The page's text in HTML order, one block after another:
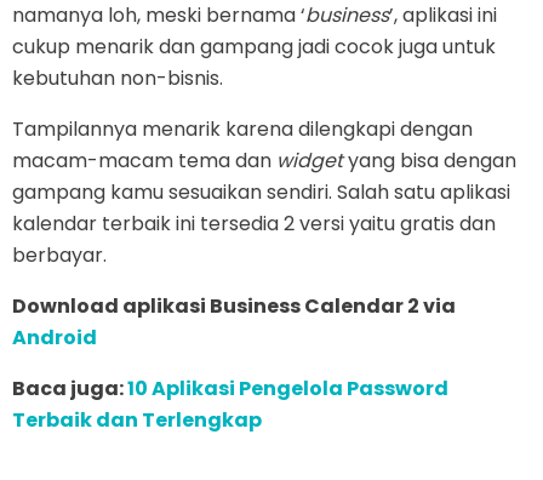
namanya loh, meski bernama ‘business’, aplikasi ini
cukup menarik dan gampang jadi cocok juga untuk
kebutuhan non-bisnis.
Tampilannya menarik karena dilengkapi dengan
macam-macam tema dan widgetyang bisa dengan
gampang kamu sesuaikan sendiri. Salah satu aplikasi
kalendar terbaik ini tersedia 2 versi yaitu gratis dan
berbayar.
Download aplikasi Business Calendar 2 via
Android
Baca juga:10 Aplikasi Pengelola Password
Terbaik dan Terlengkap